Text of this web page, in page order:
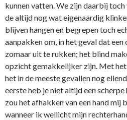
kunnen vatten. We zijn daarbij
de altijd nog wat eigenaardig
blijven hangen en begrepen toch
aanpakken om, in het geval dat
zomaar uit te rukken; het blind
opzicht gemakkelijker zijn. Met het
het in de meeste gevallen nog
eerste heb je niet altijd een
zou het afhakken van een hand mij
wanneer ik wellicht mijn